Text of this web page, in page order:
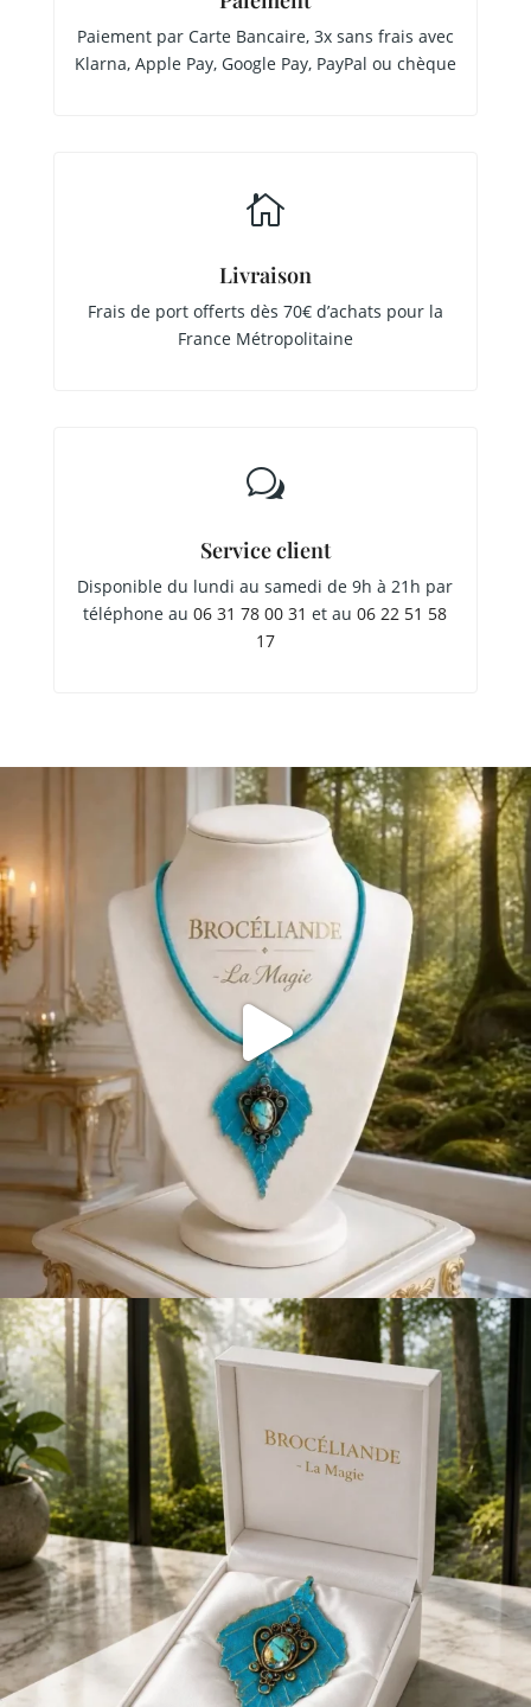
Paiement par Carte Bancaire, 3x sans frais avec
Klarna, Apple Pay, Google Pay, PayPal ou chèque

Livraison
Frais de port offerts dès 70€ d’achats pour la
France Métropolitaine
w
Service client
Disponible du lundi au samedi de 9h à 21h par
téléphone au06 31 78 00 31 et au06 22 51 58
17